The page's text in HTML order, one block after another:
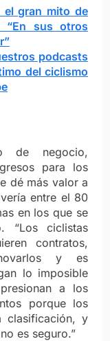
el gran mito de
“En sus otros
podcasts
del ciclismo
de negocio,
para los
dé más valor a
entre el 80
en los que se
“Los ciclistas
contratos,
y es
lo imposible
a los
porque los
clasificación, y
es seguro.”